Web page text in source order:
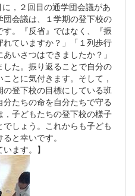
，２回目の通学団会議があ
会議は、１学期の登下校の
。『反省』ではなく、『振
ていますか？」「１列歩行
いさつはできましたか？」
た。振り返ることで自分の
とに気付きます。そして，
登下校の目標にしている班
たちの命を自分たちで守る
子どもたちの登下校の様子
しょう。これからも子ども
と幸いです。
ます。】